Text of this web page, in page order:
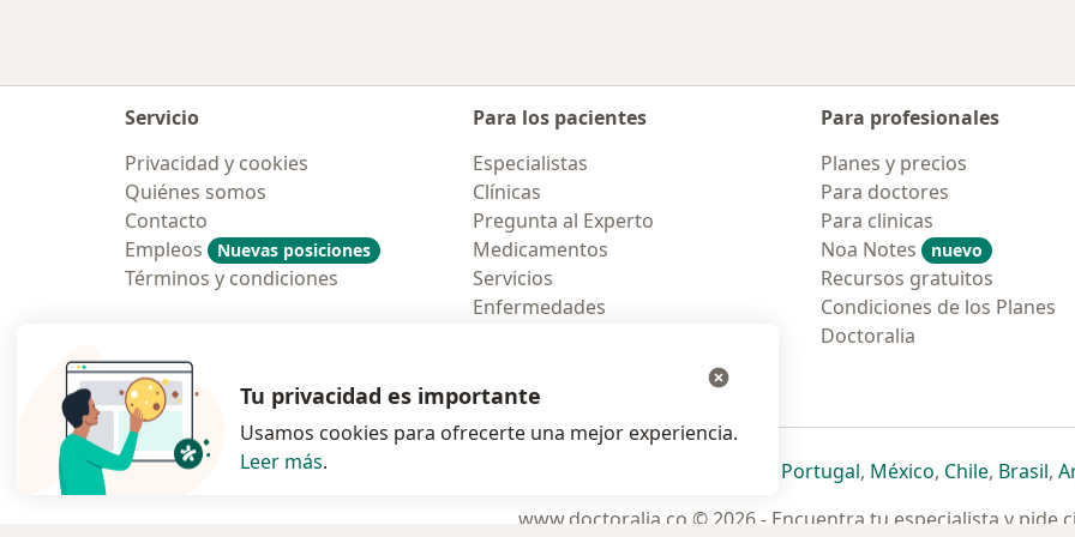
Servicio
Privacidad y cookies
Quiénes somos
Contacto
Empleos
Nuevas posiciones
Términos y condiciones
Para los pacientes
Especialistas
Clínicas
Pregunta al Experto
Medicamentos
Servicios
Enfermedades
Para profesionales
Planes y precios
Para doctores
Para clinicas
Noa Notes
nuevo
Recursos gratuitos
Condiciones de los Planes
Doctoralia
Polska se abre en una nueva pestaña
se abre en una nueva pestaña
se abre en una nueva pestaña
se abre en una nueva pestaña
Portugalse abre en una nueva
, Méxicose abre en una
, Chilese abre
, Brasilse
,
www.doctoralia.co © 2026 - Encuentra tu especialista y pide
Tu privacidad es importante
Usamos cookies para ofrecerte una mejor experiencia.
Leer más.